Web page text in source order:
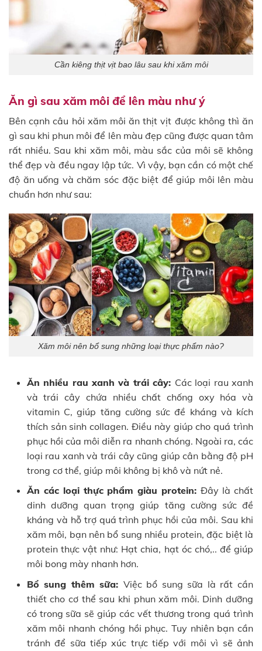
Cần kiêng thịt vịt bao lâu sau khi xăm môi
Ăn gì sau xăm môi để lên màu như ý
Bên cạnh câu hỏi xăm môi ăn thịt vịt được không thì ăn
gì sau khi phun môi để lên màu đẹp cũng được quan tâm
rất nhiều. Sau khi xăm môi, màu sắc của môi sẽ không
thể đẹp và đều ngay lập tức. Vì vậy, bạn cần có một chế
độ ăn uống và chăm sóc đặc biệt để giúp môi lên màu
chuẩn hơn như sau:
Xăm môi nên bổ sung những loại thực phẩm nào?
Ăn nhiều rau xanh và trái cây: Các loại rau xanh
và trái cây chứa nhiều chất chống oxy hóa và
vitamin C, giúp tăng cường sức đề kháng và kích
thích sản sinh collagen. Điều này giúp cho quá trình
phục hồi của môi diễn ra nhanh chóng. Ngoài ra, các
loại rau xanh và trái cây cũng giúp cân bằng độ pH
trong cơ thể, giúp môi không bị khô và nứt nẻ.
Ăn các loại thực phẩm giàu protein:Đây là chất
dinh dưỡng quan trọng giúp tăng cường sức đề
kháng và hỗ trợ quá trình phục hồi của môi. Sau khi
xăm môi, bạn nên bổ sung nhiều protein, đặc biệt là
protein thực vật như: Hạt chia, hạt óc chó,.. để giúp
môi bong mày nhanh hơn.
Bổ sung thêm sữa: Việc bổ sung sữa là rất cần
thiết cho cơ thể sau khi phun xăm môi. Dinh dưỡng
có trong sữa sẽ giúp các vết thương trong quá trình
xăm môi nhanh chóng hồi phục. Tuy nhiên bạn cần
tránh để sữa tiếp xúc trực tiếp với môi vì sẽ ảnh